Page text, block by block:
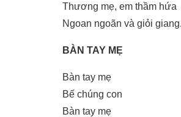
Thương mẹ, em thầm hứa
Ngoan ngoãn và giỏi giang.
BÀN TAY MẸ
Bàn tay mẹ
Bế chúng con
Bàn tay mẹ